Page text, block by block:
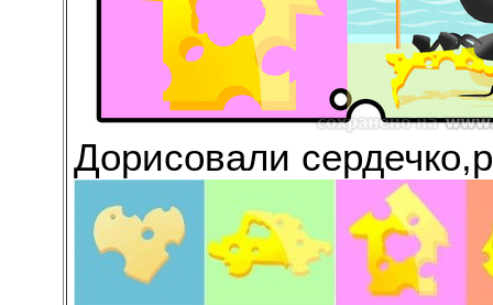
Дорисовали